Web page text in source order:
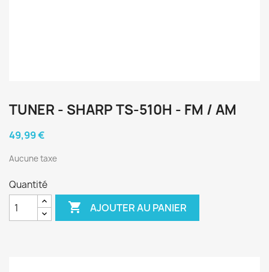
TUNER - SHARP TS-510H - FM / AM
49,99 €
Aucune taxe
Quantité
 AJOUTER AU PANIER